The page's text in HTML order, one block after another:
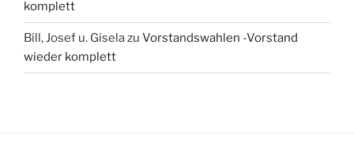
komplett
Bill, Josef u. Giselazu Vorstandswahlen -Vorstand
wieder komplett